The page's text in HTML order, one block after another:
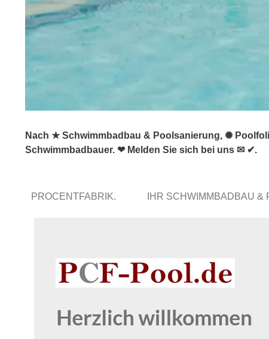
Nach ★ Schwimmbadbau & Poolsanierung, ✺
Schwimmbadbauer. ❤ Melden Sie sich bei uns ✉ ✔.
PROCENTFABRIK. IHR SCHWIMMBADBAU